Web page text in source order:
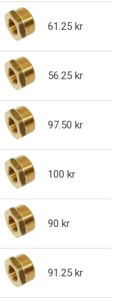
61.25
56.25
97.50
100
90
91.25